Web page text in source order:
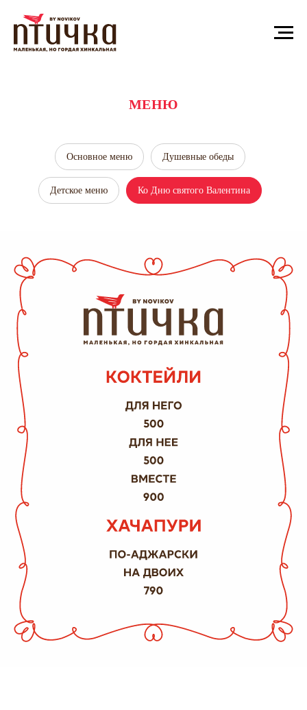
МЕНЮ
Основное меню Душевные обеды
Детское меню Ко Дню святого Валентина